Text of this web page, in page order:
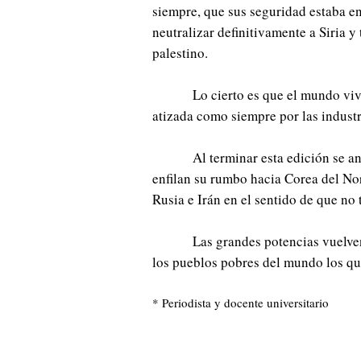
siempre, que sus seguridad estaba
neutralizar definitivamente a Siria
palestino.
Lo cierto es que el mundo
atizada como siempre por las
Al terminar esta edición se
enfilan su rumbo hacia Corea del
Rusia e Irán en el sentido de que
Las grandes potencias
los pueblos pobres del mundo los
* Periodista y docente universitario